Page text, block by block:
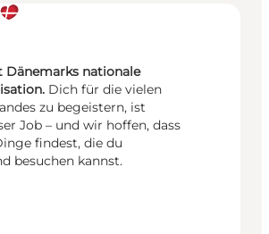
nationale
Dich für die vielen
zu begeistern, ist
Job – und wir hoffen, dass
findest, die du
besuchen kannst.